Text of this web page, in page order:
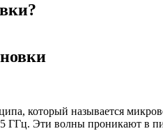
который называется
ГГц. Эти волны проникают в